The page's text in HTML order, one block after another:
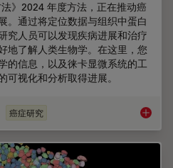
》2024 年度方法，正在推动癌
。通过将定位数据与组织中蛋白
究人员可以发现疾病进展和治疗
地了解人类生物学。在这里，您
的信息，以及徕卡显微系统的工
视化和分析取得进展。
癌症研究 利用空